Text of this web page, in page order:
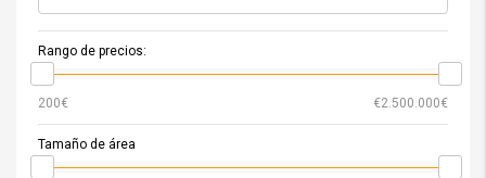
Rango de precios:
Tamaño de área